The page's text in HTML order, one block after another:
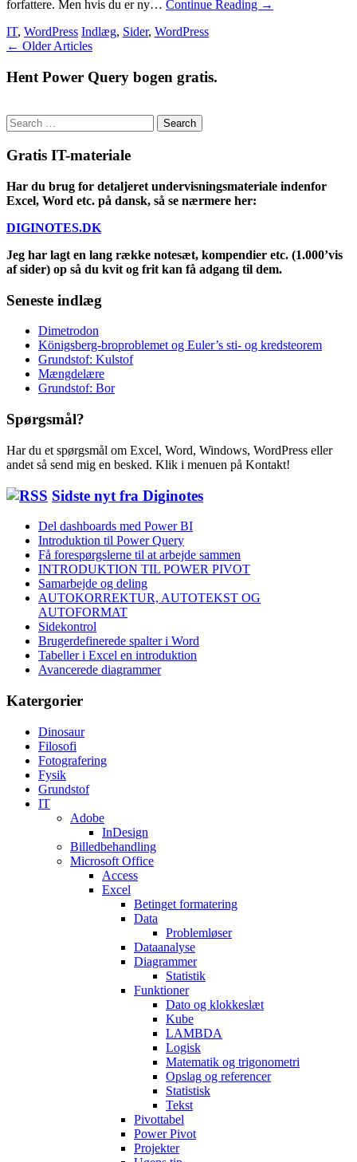
forfattere. Men hvis du er ny… Continue Reading →
IT, WordPress Indlæg, Sider, WordPress
Post
← Older Articles
Hent Power Query bogen gratis.
Search
for:
Gratis IT-materiale
Har du brug for detaljeret undervisningsmateriale indenfor
Excel, Word etc. på dansk, så se nærmere her:
DIGINOTES.DK
Jeg har lagt en lang række notesæt, kompendier etc. (1.000’vis
af sider) op så du kvit og frit kan få adgang til dem.
Seneste indlæg
Dimetrodon
Königsberg-broproblemet og Euler’s sti- og kredsteorem
Grundstof: Kulstof
Mængdelære
Grundstof: Bor
Spørgsmål?
Har du et spørgsmål om Excel, Word, Windows, WordPress eller
andet så send mig en besked. Klik i menuen på Kontakt!
Sidste nyt fra Diginotes
Del dashboards med Power BI
Introduktion til Power Query
Få forespørgslerne til at arbejde sammen
INTRODUKTION TIL POWER PIVOT
Samarbejde og deling
AUTOKORREKTUR, AUTOTEKST OG
AUTOFORMAT
Sidekontrol
Brugerdefinerede spalter i Word
Tabeller i Excel en introduktion
Avancerede diagrammer
Katergorier
Dinosaur
Filosofi
Fotografering
Fysik
Grundstof
IT
Adobe
InDesign
Billedbehandling
Microsoft Office
Access
Excel
Betinget formatering
Data
Problemløser
Dataanalyse
Diagrammer
Statistik
Funktioner
Dato og klokkeslæt
Kube
LAMBDA
Logisk
Matematik og trigonometri
Opslag og referencer
Statistisk
Tekst
Pivottabel
Power Pivot
Projekter